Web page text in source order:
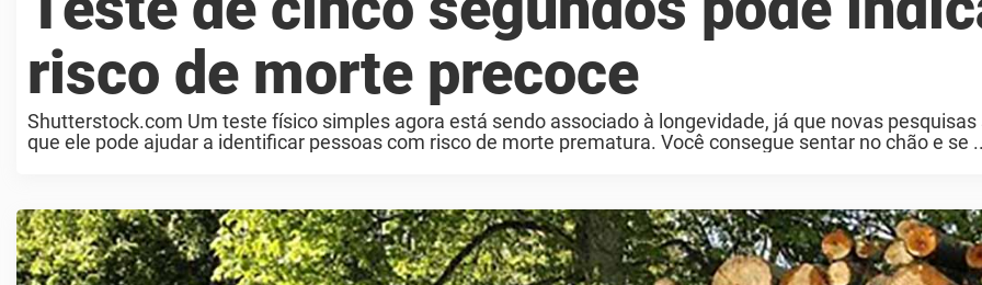
risco de morte precoce
Shutterstock.com Um teste físico simples agora está sendo associado à longevidade, já que novas
que ele pode ajudar a identificar pessoas com risco de morte prematura. Você consegue sentar no chão e se